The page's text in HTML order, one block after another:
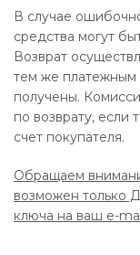
В случае
средства могут
Возврат
тем же
получены.
по возврату, если
счет покупателя.
Обращаем
возможен только
ключа на ваш e-